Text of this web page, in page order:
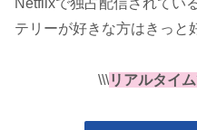
Netflixで独占配信されてい
テリーが好きな方はきっと
\\\リアルタイ